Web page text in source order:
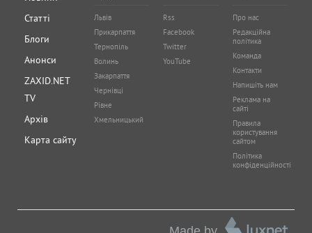
Статті
Блоги
Анонси
ZAXID.NET
TV
Архів
Карта сайту
Львів
Прикарпаття
Тернопіль
Волинь
Закарпаття
Чернівці
Рівне
Хмельницький
Rss
Facebook
Twitter
YouTube
Про нас
Редакційна
політика
Команда
Контакти
Напишіть нам
Реклама на
сайті
Правила
користування
сайтом
Політика
конфіденційності